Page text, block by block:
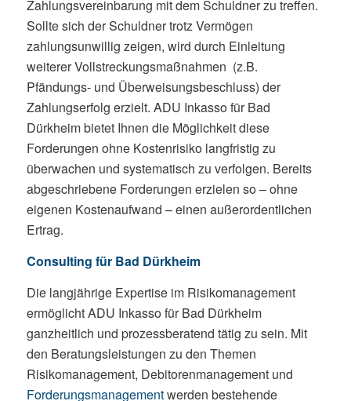
Zahlungsvereinbarung mit dem Schuldner zu treffen.
Sollte sich der Schuldner trotz Vermögen
zahlungsunwillig zeigen, wird durch Einleitung
weiterer Vollstreckungsmaßnahmen (z.B.
Pfändungs- und Überweisungsbeschluss) der
Zahlungserfolg erzielt. ADU Inkasso für Bad
Dürkheim bietet Ihnen die Möglichkeit diese
Forderungen ohne Kostenrisiko langfristig zu
überwachen und systematisch zu verfolgen. Bereits
abgeschriebene Forderungen erzielen so – ohne
eigenen Kostenaufwand – einen außerordentlichen
Ertrag.
Consulting für Bad Dürkheim
Die langjährige Expertise im Risikomanagement
ermöglicht ADU Inkasso für Bad Dürkheim
ganzheitlich und prozessberatend tätig zu sein. Mit
den Beratungsleistungen zu den Themen
Risikomanagement, Debitorenmanagement und
Forderungsmanagementwerden bestehende